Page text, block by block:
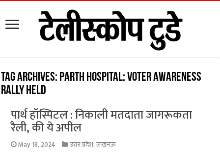
Tag Archives: Parth Hospital: Voter awareness
rally held
पार्थ हॉस्पिटल : निकाली मतदाता जागरूकता
रैली, की ये अपील
May 18, 2024 उत्तर प्रदेश,लखनऊ